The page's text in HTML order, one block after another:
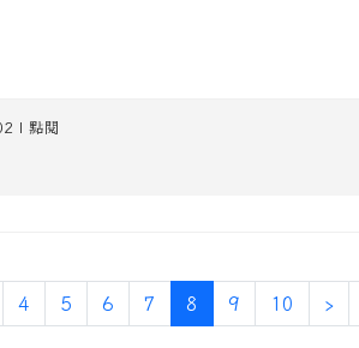
| 點閱
4 5 6 7 8 (目前頁次)
9 10 ›下